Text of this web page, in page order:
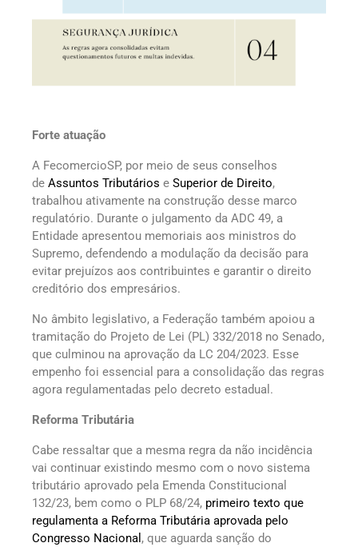
Forte atuação
A FecomercioSP, por meio de seus conselhos
de Assuntos Tributários e Superior de Direito,
trabalhou ativamente na construção desse marco
regulatório. Durante o julgamento da ADC 49, a
Entidade apresentou memoriais aos ministros do
Supremo, defendendo a modulação da decisão para
evitar prejuízos aos contribuintes e garantir o direito
creditório dos empresários.
No âmbito legislativo, a Federação também apoiou a
tramitação do Projeto de Lei (PL) 332/2018 no Senado,
que culminou na aprovação da LC 204/2023. Esse
empenho foi essencial para a consolidação das regras
agora regulamentadas pelo decreto estadual.
Reforma Tributária
Cabe ressaltar que a mesma regra da não incidência
vai continuar existindo mesmo com o novo sistema
tributário aprovado pela Emenda Constitucional
132/23, bem como o PLP 68/24, primeiro texto que
regulamenta a Reforma Tributária aprovada pelo
Congresso Nacional , que aguarda sanção do